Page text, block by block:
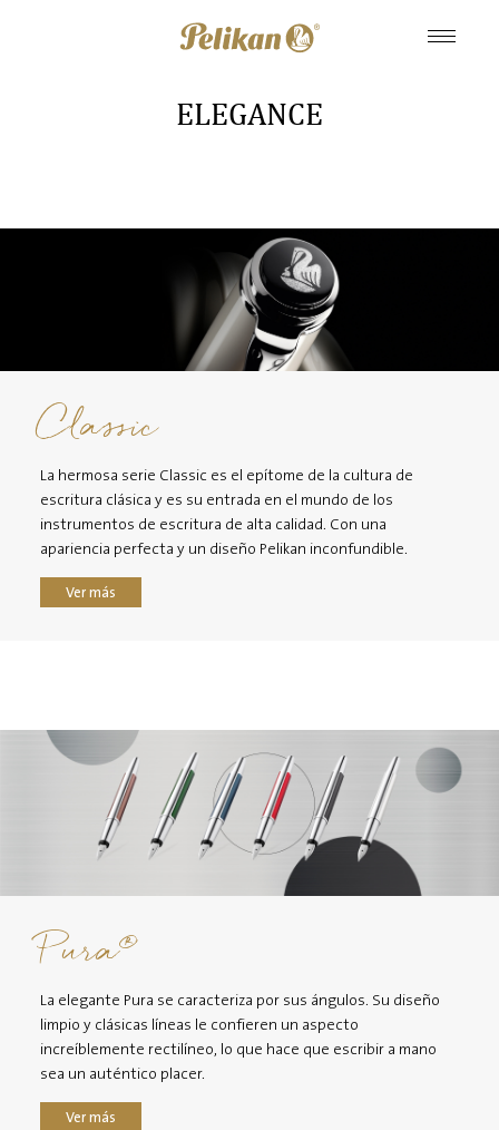
ELEGANCE
Classic
La hermosa serie Classic es el epítome de la cultura de
escritura clásica y es su entrada en el mundo de los
instrumentos de escritura de alta calidad. Con una
apariencia perfecta y un diseño Pelikan inconfundible.
Ver más
Pura®
La elegante Pura se caracteriza por sus ángulos. Su diseño
limpio y clásicas líneas le confieren un aspecto
increíblemente rectilíneo, lo que hace que escribir a mano
sea un auténtico placer.
Ver más